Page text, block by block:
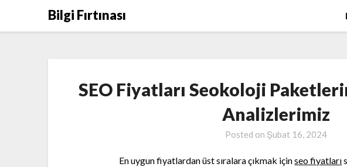
Bilgi Fırtınası
SEO Fiyatları Seokoloji
Analizlerimiz
Posted on Şubat 16, 2024
En uygun fiyatlardan üst sıralara çıkmak içinseo fiyatları